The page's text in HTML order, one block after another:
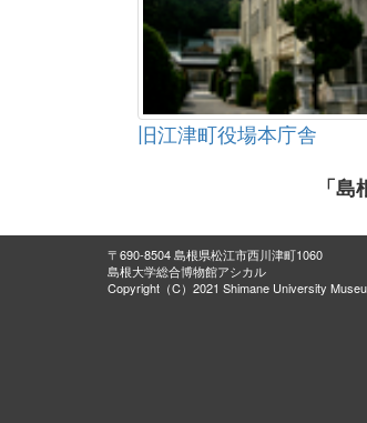
旧江津町役場本庁舎
「
〒690-8504 島根県松江市西川津町1060
島根大学総合博物館アシカル
Copyright（C）2021 Shimane University